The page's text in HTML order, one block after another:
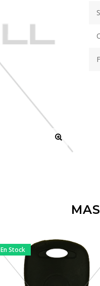
En Stock